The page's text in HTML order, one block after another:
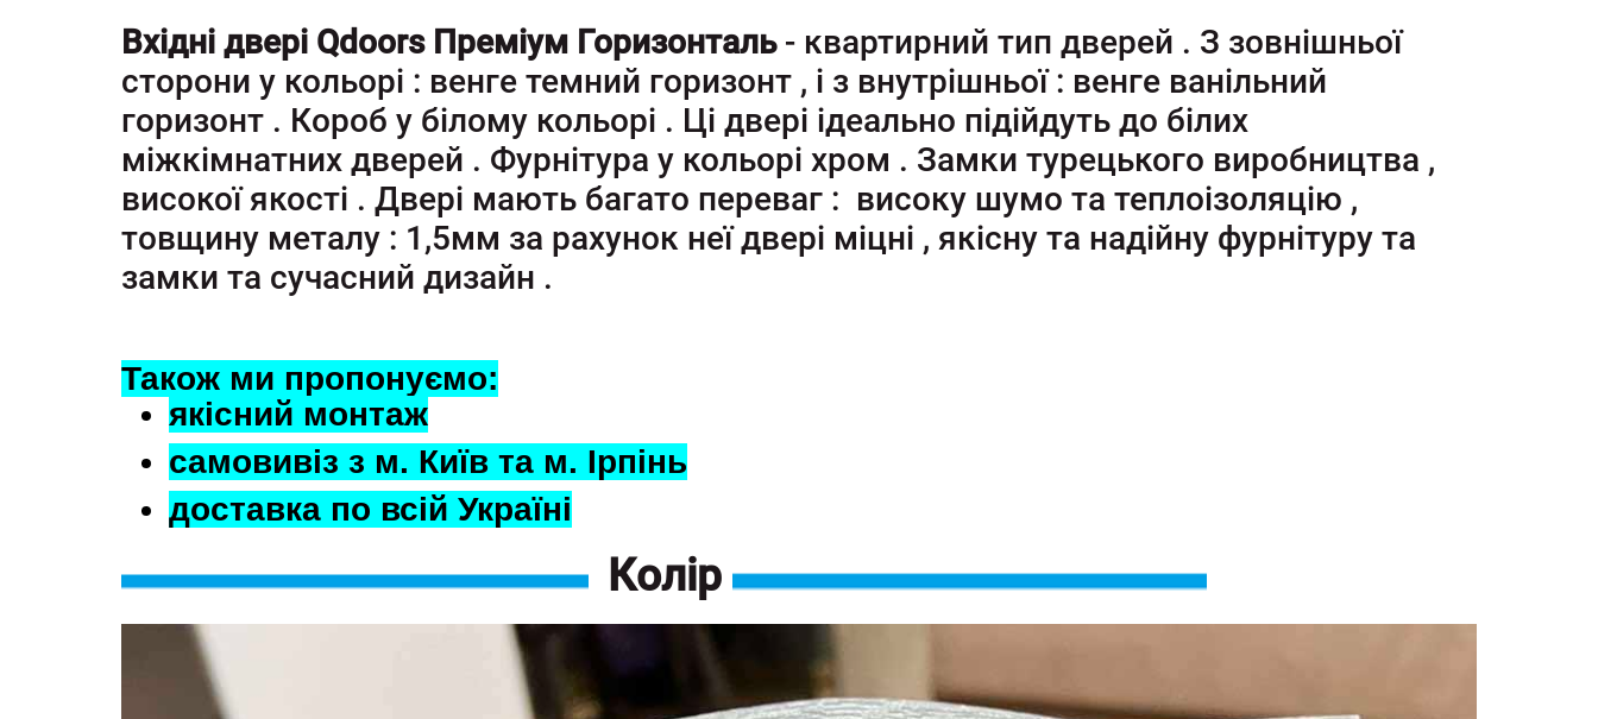
Вхідні двері Qdoors Преміум Горизонталь- квартирний тип дверей . З зовнішньої
сторони у кольорі : венге темний горизонт , і з внутрішньої : венге ванільний
горизонт . Короб у білому кольорі . Ці двері ідеально підійдуть до білих
міжкімнатних дверей . Фурнітура у кольорі хром . Замки турецького виробництва ,
високої якості . Двері мають багато переваг : високу шумо та теплоізоляцію ,
товщину металу : 1,5мм за рахунок неї двері міцні , якісну та надійну фурнітуру та
замки та сучасний дизайн .
Також ми пропонуємо:
якісний монтаж
самовивіз з м. Київ та м. Ірпінь
доставка по всій Україні
Колір